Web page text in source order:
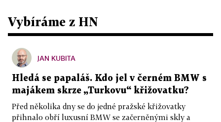
Vybíráme z HN
JAN KUBITA
Hledá se papaláš. Kdo jel v černém BMW s
majákem skrze „Turkovu“ křižovatku?
Před několika dny se do jedné pražské křižovatky
přihnalo obří luxusní BMW se začerněnými skly a